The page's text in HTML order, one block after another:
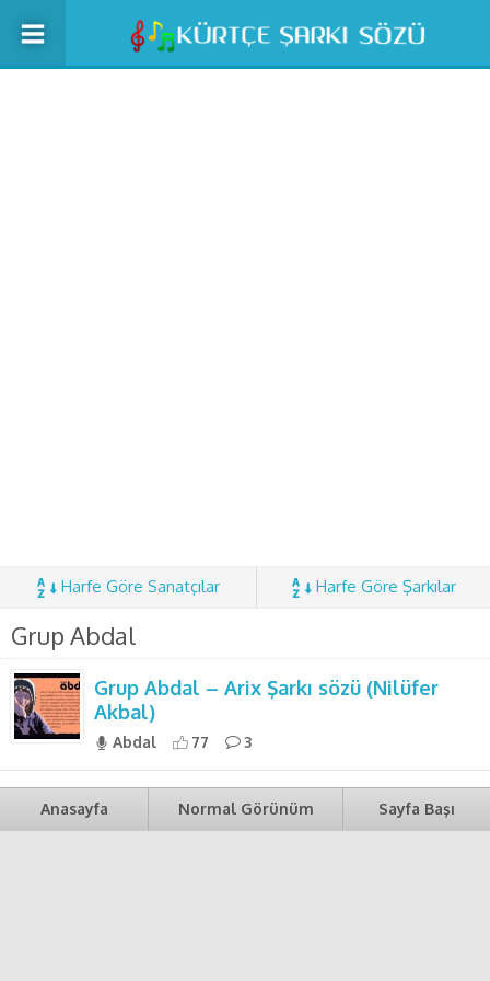
Harfe Göre Sanatçılar Harfe Göre Şarkılar
Grup Abdal
Grup Abdal – Arix Şarkı sözü (Nilüfer
Akbal)
Abdal 77 3
Anasayfa Normal Görünüm Sayfa Başı